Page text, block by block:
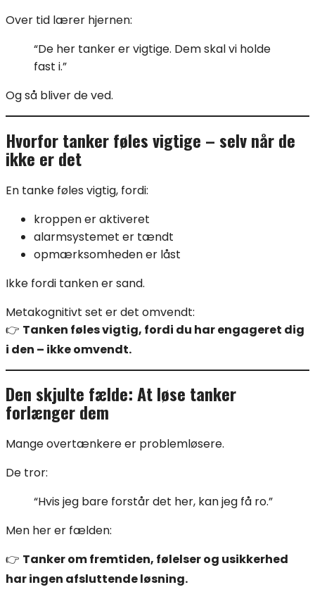
Over tid lærer hjernen:
“De her tanker er vigtige. Dem skal vi holde
fast i.”
Og så bliver de ved.
Hvorfor tanker føles vigtige – selv når de
ikke er det
En tanke føles vigtig, fordi:
kroppen er aktiveret
alarmsystemet er tændt
opmærksomheden er låst
Ikke fordi tanken er sand.
Metakognitivt set er det omvendt:
👉 Tanken føles vigtig, fordi du har engageret dig
i den – ikke omvendt.
Den skjulte fælde: At løse tanker
forlænger dem
Mange overtænkere er problemløsere.
De tror:
“Hvis jeg bare forstår det her, kan jeg få ro.”
Men her er fælden:
👉 Tanker om fremtiden, følelser og usikkerhed
har ingen afsluttende løsning.